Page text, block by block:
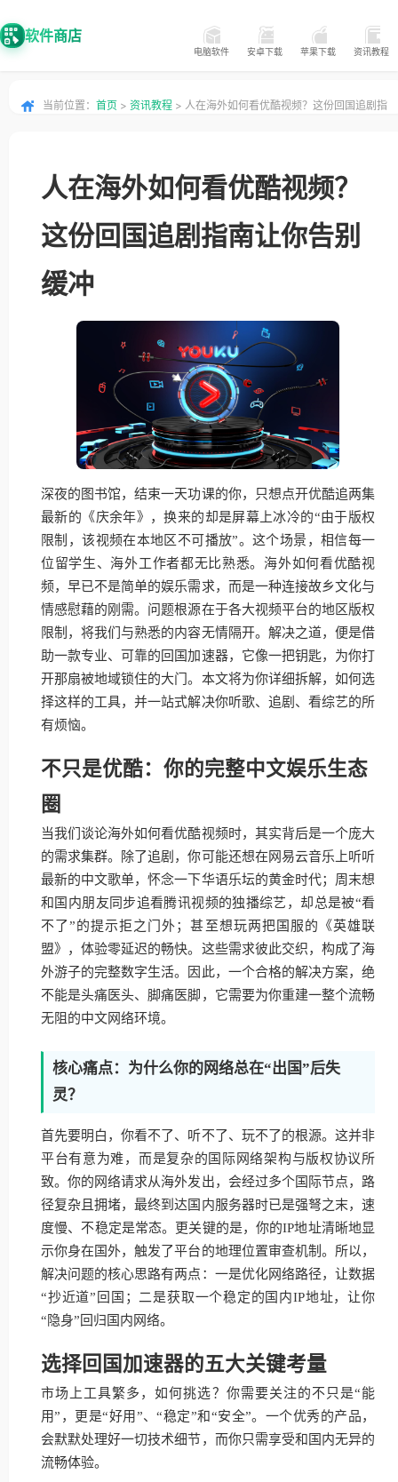
软件商店
电脑软件 安卓下载 苹果下载 资讯教程
当前位置： 首页 > 资讯教程 > 人在海外如何看优酷视频？这份回国追剧指
人在海外如何看优酷视频？
这份回国追剧指南让你告别
缓冲
深夜的图书馆，结束一天功课的你，只想点开优酷追两集
最新的《庆余年》，换来的却是屏幕上冰冷的“由于版权
限制，该视频在本地区不可播放”。这个场景，相信每一
位留学生、海外工作者都无比熟悉。海外如何看优酷视
频，早已不是简单的娱乐需求，而是一种连接故乡文化与
情感慰藉的刚需。问题根源在于各大视频平台的地区版权
限制，将我们与熟悉的内容无情隔开。解决之道，便是借
助一款专业、可靠的回国加速器，它像一把钥匙，为你打
开那扇被地域锁住的大门。本文将为你详细拆解，如何选
择这样的工具，并一站式解决你听歌、追剧、看综艺的所
有烦恼。
不只是优酷：你的完整中文娱乐生态
圈
当我们谈论海外如何看优酷视频时，其实背后是一个庞大
的需求集群。除了追剧，你可能还想在网易云音乐上听听
最新的中文歌单，怀念一下华语乐坛的黄金时代；周末想
和国内朋友同步追看腾讯视频的独播综艺，却总是被“看
不了”的提示拒之门外；甚至想玩两把国服的《英雄联
盟》，体验零延迟的畅快。这些需求彼此交织，构成了海
外游子的完整数字生活。因此，一个合格的解决方案，绝
不能是头痛医头、脚痛医脚，它需要为你重建一整个流畅
无阻的中文网络环境。
核心痛点：为什么你的网络总在“出国”后失
灵？
首先要明白，你看不了、听不了、玩不了的根源。这并非
平台有意为难，而是复杂的国际网络架构与版权协议所
致。你的网络请求从海外发出，会经过多个国际节点，路
径复杂且拥堵，最终到达国内服务器时已是强弩之末，速
度慢、不稳定是常态。更关键的是，你的IP地址清晰地显
示你身在国外，触发了平台的地理位置审查机制。所以，
解决问题的核心思路有两点：一是优化网络路径，让数据
“抄近道”回国；二是获取一个稳定的国内IP地址，让你
“隐身”回归国内网络。
选择回国加速器的五大关键考量
市场上工具繁多，如何挑选？你需要关注的不只是“能
用”，更是“好用”、“稳定”和“安全”。一个优秀的产品，
会默默处理好一切技术细节，而你只需享受和国内无异的
流畅体验。